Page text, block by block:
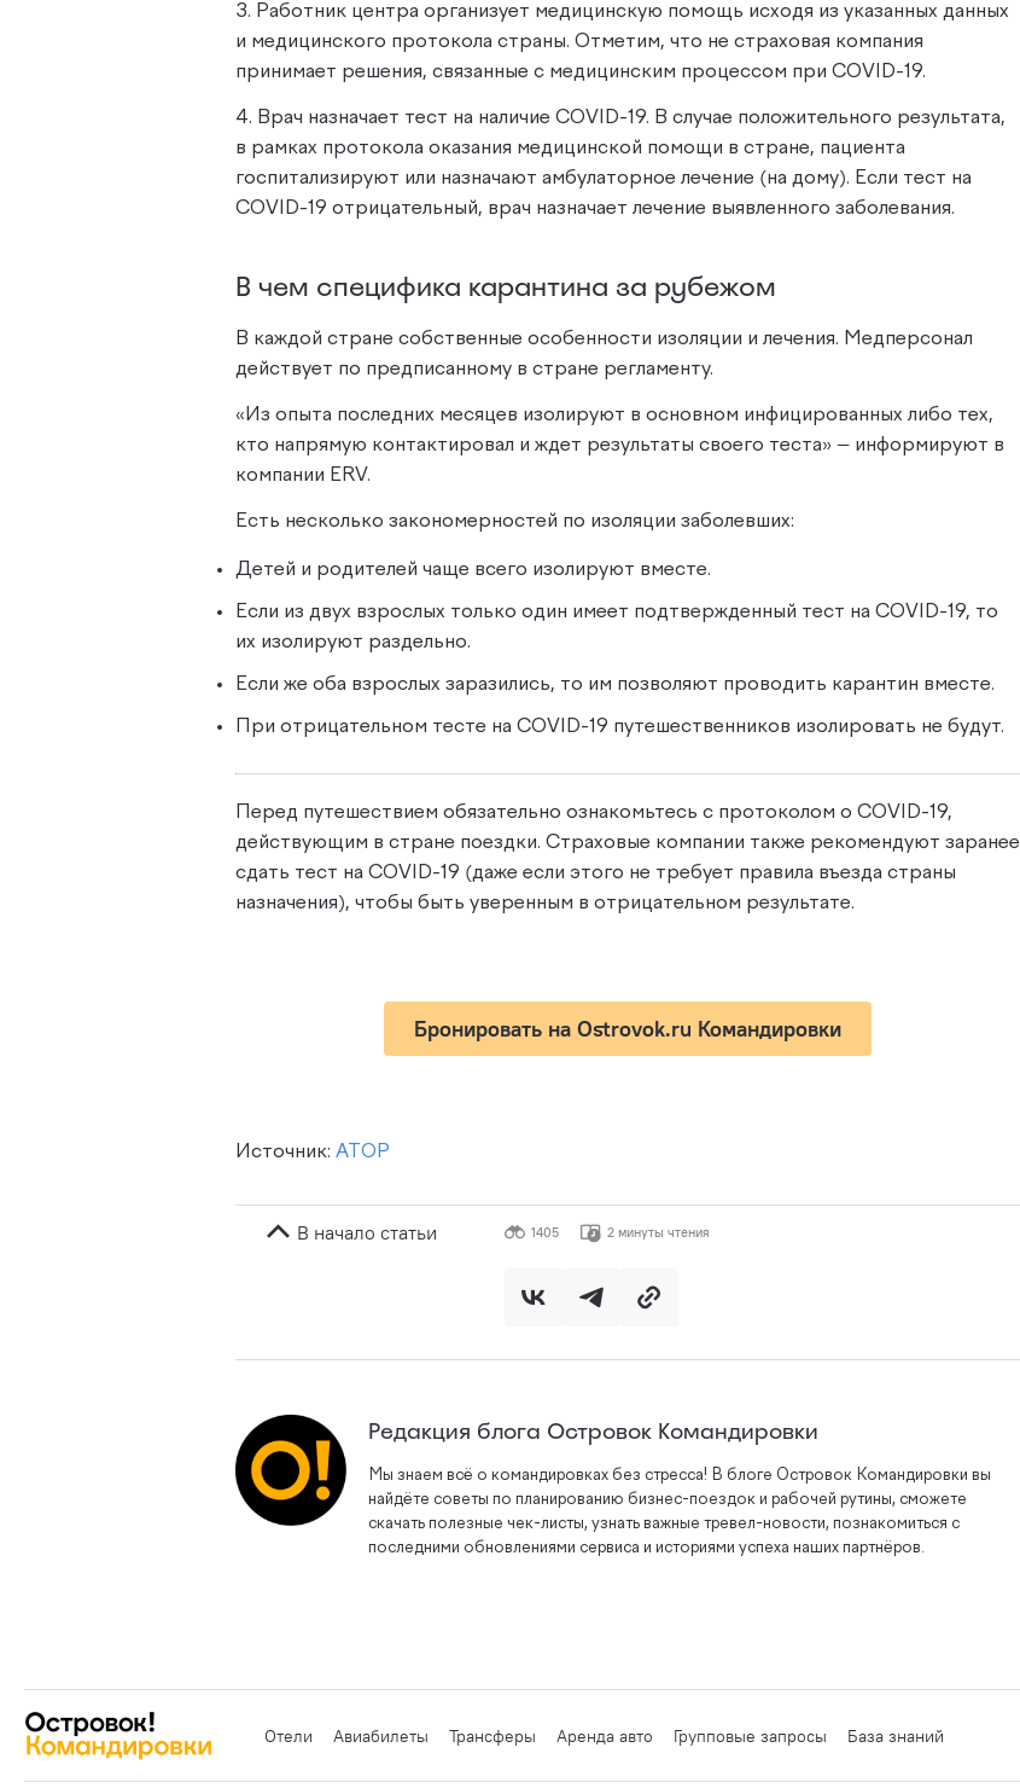
3. Работник центра организует медицинскую помощь исходя из указанных данных
и медицинского протокола страны. Отметим, что не страховая компания
принимает решения, связанные с медицинским процессом при COVID-19.
4. Врач назначает тест на наличие COVID-19. В случае положительного результата,
в рамках протокола оказания медицинской помощи в стране, пациента
госпитализируют или назначают амбулаторное лечение (на дому). Если тест на
COVID-19 отрицательный, врач назначает лечение выявленного заболевания.
В чем специфика карантина за рубежом
В каждой стране собственные особенности изоляции и лечения. Медперсонал
действует по предписанному в стране регламенту.
«Из опыта последних месяцев изолируют в основном инфицированных либо тех,
кто напрямую контактировал и ждет результаты своего теста»— информируют в
компании ERV.
Есть несколько закономерностей по изоляции заболевших:
Детей и родителей чаще всего изолируют вместе.
Если из двух взрослых только один имеет подтвержденный тест на COVID-19, то
их изолируют раздельно.
Если же оба взрослых заразились, то им позволяют проводить карантин вместе.
При отрицательном тесте на COVID-19 путешественников изолировать не будут.
Перед путешествием обязательно ознакомьтесь с протоколом о COVID-19,
действующим в стране поездки. Страховые компании также рекомендуют заранее
сдать тест на COVID-19 (даже если этого не требует правила въезда страны
назначения), чтобы быть уверенным в отрицательном результате.
Бронировать на Ostrovok.ru Командировки
Источник:АТОР
В начало статьи 1405 2 минуты чтения
Редакция блога Островок Командировки
Мы знаем всё о командировках без стресса! В блоге Островок Командировки вы
найдёте советы по планированию бизнес-поездок и рабочей рутины, сможете
скачать полезные чек-листы, узнать важные тревел-новости, познакомиться с
последними обновлениями сервиса и историями успеха наших партнёров.
Отели Авиабилеты Трансферы Аренда авто Групповые запросы База знаний